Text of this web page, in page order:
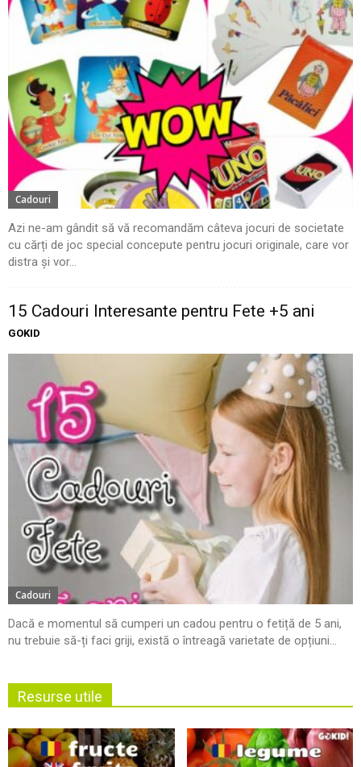
Cadouri
Azi ne-am gândit să vă recomandăm câteva jocuri de societate
cu cărți de joc special concepute pentru jocuri originale, care vor
distra și vor...
15 Cadouri Interesante pentru Fete +5 ani
GOKID
Cadouri
Dacă e momentul să cumperi un cadou pentru o fetiță de 5 ani,
nu trebuie să-ți faci griji, există o întreagă varietate de opțiuni...
Resurse utile